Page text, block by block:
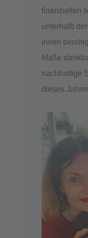
finanziellen
unterhalb
innen
Maße
nachhaltige
dieses